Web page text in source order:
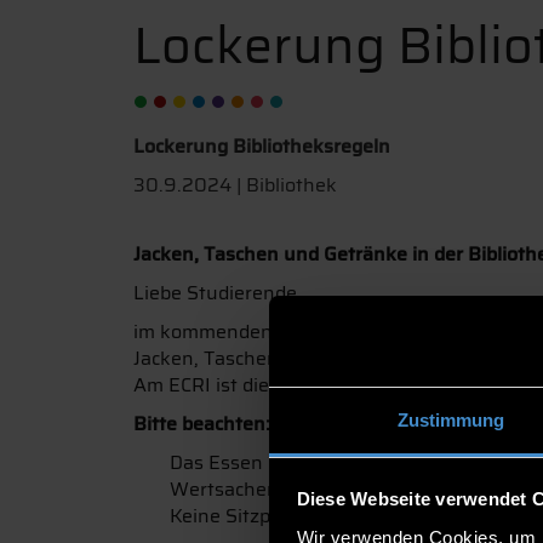
Zustimmung
Diese Webseite verwendet
Wir verwenden Cookies,
Lockerung
Lockerung Bibliotheksregeln
30.9.2024 | Bibliothek
Jacken, Taschen und Getränke in der
Liebe Studierende,
im kommenden Semester wollen wir
Jacken, Taschen und alle Getränke in
Am ECRI ist die Mitnahme von Taschen
Bitte beachten:
Das Essen in der Bibliothek sowie
Wertsachen nicht unbeaufsichtigt lassen
Keine Sitzplatzreservierung mit Jacken